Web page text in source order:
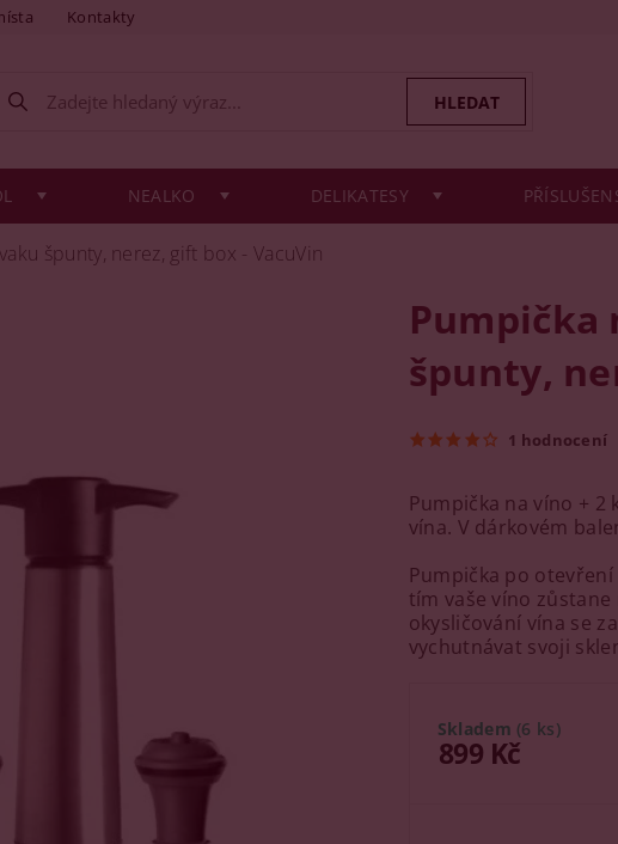
Kontakty
NEALKO DELIKATESY
špunty, nerez, gift box - VacuVin
Pumpička
špunty,
1 hodnocení
Pumpička na víno +
vína. V dárkovém
Pumpička po
tím vaše víno
okysličování vína se
vychutnávat svoji
Skladem (6 ks)
899 Kč